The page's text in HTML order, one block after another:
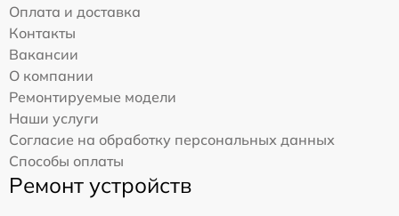
Оплата и доставка
Контакты
Вакансии
О компании
Ремонтируемые модели
Наши услуги
Согласие на обработку персональных данных
Способы оплаты
Ремонт устройств